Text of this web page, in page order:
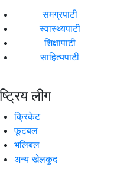
समग्रपाटी
स्वास्थ्यपाटी
शिक्षापाटी
साहित्यपाटी
लीग
क्रिकेट
फूटबल
भलिबल
अन्य खेलकुद